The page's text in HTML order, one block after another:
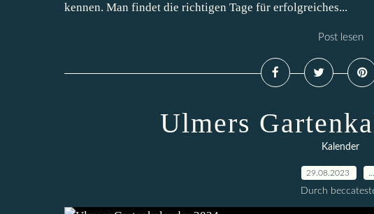
kennen. Man findet die richtigen Tage für erfolgreiches...
Post lesen
Ulmers
Kalender
29.08.2023
Durch